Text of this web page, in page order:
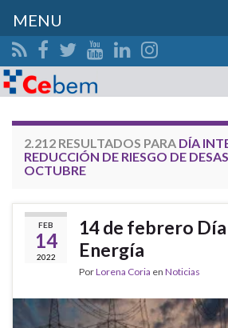
Search for:
2.212 RESULTADOS PARA DÍA
REDUCCIÓN DE RIESGO DE
OCTUBRE
FEB
14
2022
14 de febrero Día
Energía
PorLorena Coria en Noticias
MENU